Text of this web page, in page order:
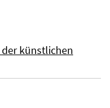
künstlichen